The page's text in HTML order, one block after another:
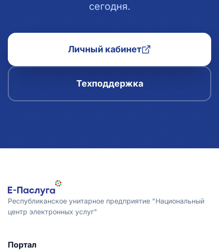
сегодня.
Личный кабинет
Техподдержка
Республиканское унитарное предприятие "Национальный
центр электронных услуг"
Портал